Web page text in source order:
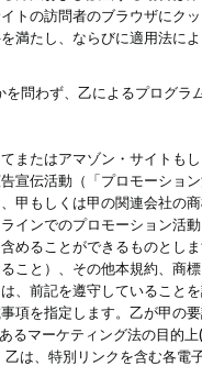
トの訪問者のブラウザにク
満たし、ならびに適用法に
問わず、乙によるプログ
またはアマゾン・サイトも
宣伝活動（「プロモーショ
甲もしくは甲の関連会社の
インでのプロモーション活
めることができるものとし
こと）、その他本規約、商
、前記を遵守していること
項を指定します。乙が甲の
るマーケティング法の目的
は、特別リンクを含む各